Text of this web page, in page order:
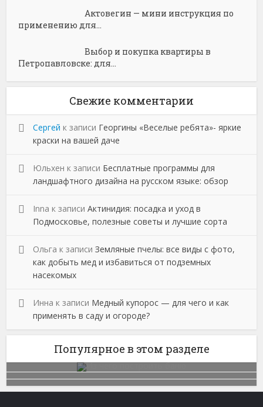
Актовегин — мини инструкция по
применению для...
Выбор и покупка квартиры в
Петропавловске: для...
Свежие комментарии
Сергей к записи Георгины «Веселые ребята»- яркие
краски на вашей даче
Юльхен к записи Бесплатные программы для
ландшафтного дизайна на русском языке: обзор
Inna к записиАктинидия: посадка и уход в
Подмосковье, полезные советы и лучшие сорта
Ольга к записиЗемляные пчелы: все виды с фото,
как добыть мед и избавиться от подземных
насекомых
Инна к записи Медный купорос — для чего и как
применять в саду и огороде?
Популярное в этом разделе